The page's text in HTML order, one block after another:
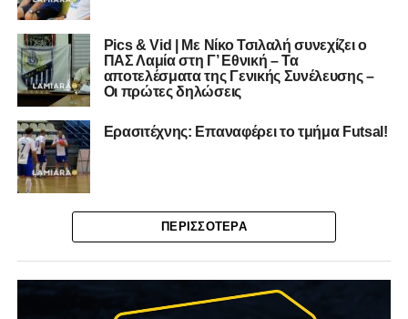
Pics & Vid | Με Νίκο Τσιλαλή συνεχίζει ο
ΠΑΣ Λαμία στη Γ’ Εθνική – Τα
αποτελέσματα της Γενικής Συνέλευσης –
Oι πρώτες δηλώσεις
Ερασιτέχνης: Επαναφέρει το τμήμα Futsal!
ΠΕΡΙΣΣΌΤΕΡΑ